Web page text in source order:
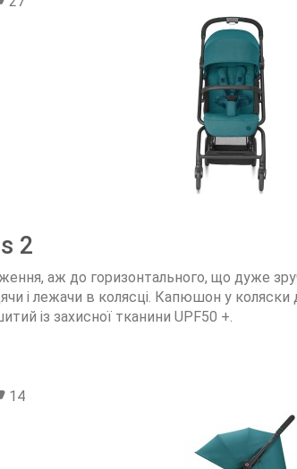
2
аж до горизонтального, що дуже
і лежачи в колясці. Капюшон у
із захисної тканини UPF50 +.
14